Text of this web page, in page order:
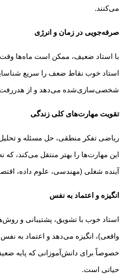
می‌کنند.
صرفه‌جویی در زمان و انرژی
با استاد ضعیف، ممکن است ماه‌ها وقت
استاد خوب نقاط ضعف را سریع
شخصی‌سازی‌شده می‌دهد و از هدررفت
تقویت مهارت‌های کلی زندگی
ریاضی تفکر منطقی، حل مسئله و
این مهارت‌ها را بهتر منتقل می‌کند، که
آینده شغلی (مهندسی، علوم داده،
انگیزه و اعتماد به نفس
استاد خوب با تشویق، پشتیبانی و
واقعی)، انگیزه می‌دهد و اعتماد به
خصوصاً برای دانش‌آموزانی که پایه
حیاتی است.